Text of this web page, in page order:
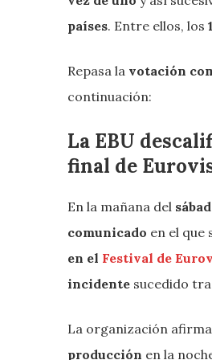
países. Entre ellos, los
Repasa la votación
continuación:
La EBU
final de
En la mañana del
comunicado en el que
en el Festival de
incidente sucedido
La organización
producción en la